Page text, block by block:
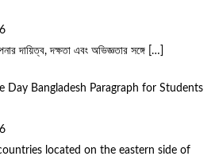
দায়িত্ব, দক্ষতা এবং অভিজ্ঞতার সঙ্গে […]
Day Bangladesh Paragraph for Students
located on the eastern side of